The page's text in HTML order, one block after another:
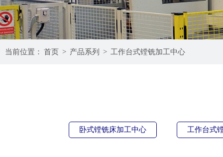
当前位置： 首页 > 产品系列 > 工作台式镗铣加工中心
卧式镗铣床加工中心 工作台式